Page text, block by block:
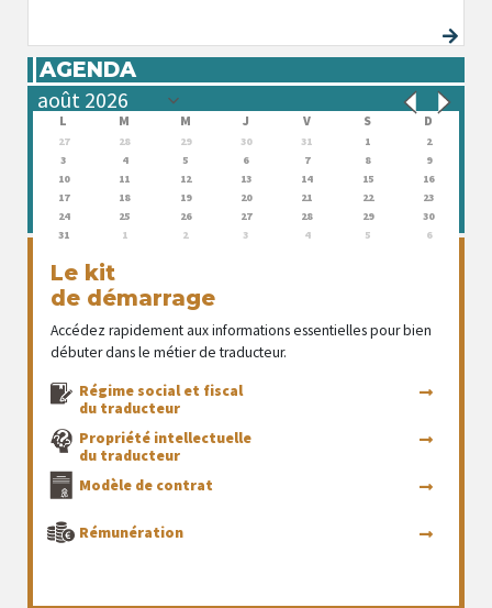
AGENDA
L M M J V S D
27 28 29 30 31 1
2
3
4 5 6 7 8
9
10
11 12 13 14 15
16
17
18 19 20 21 22
23
24
25 26 27 28 29
30
31
1 2 3 4 5 6
Le kit
de démarrage
Accédez rapidement aux informations essentielles pour bien
débuter dans le métier de traducteur.
Régime social et fiscal
du traducteur
Propriété intellectuelle
du traducteur
Modèle de contrat
Rémunération